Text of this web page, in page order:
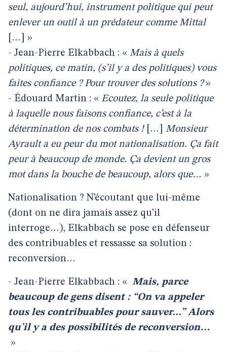
seul, aujourd’hui, instrument politique qui peut
enlever un outil à un prédateur comme Mittal
[…] »
- Jean-Pierre Elkabbach : « Mais à quels
politiques, ce matin, (s’il y a des politiques) vous
faites confiance ? Pour trouver des solutions ?»
- Édouard Martin : « Ecoutez, la seule politique
à laquelle nous faisons confiance, c’est à la
détermination de nos combats ![…]
Monsieur
Ayrault a eu peur du mot nationalisation. Ça fait
peur à beaucoup de monde. Ça devient un gros
mot dans la bouche de beaucoup, alors que… »
Nationalisation ? N’écoutant que lui-même
(dont on ne dira jamais assez qu’il
interroge…), Elkabbach se pose en défenseur
des contribuables et ressasse sa solution :
reconversion…
- Jean-Pierre Elkabbach : « Mais, parce
beaucoup de gens disent : “On va appeler
tous les contribuables pour sauver...” Alors
qu’il y a des possibilités de reconversion…
»